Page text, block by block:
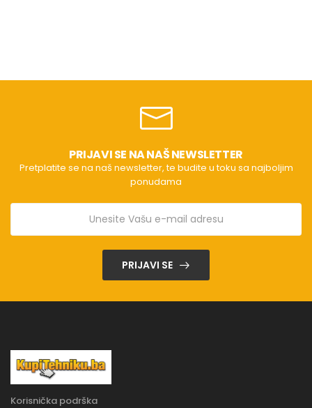
PRIJAVI SE NA NAŠ NEWSLETTER
Pretplatite se na naš newsletter, te budite u toku sa najboljim
ponudama
PRIJAVI SE
Korisnička podrška